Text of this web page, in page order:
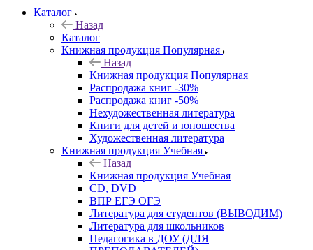
Каталог
Назад
Каталог
Книжная продукция Популярная
Назад
Книжная продукция Популярная
Распродажа книг -30%
Распродажа книг -50%
Нехудожественная литература
Книги для детей и юношества
Художественная литература
Книжная продукция Учебная
Назад
Книжная продукция Учебная
CD, DVD
ВПР ЕГЭ ОГЭ
Литература для студентов (ВЫВОДИМ)
Литература для школьников
Педагогика в ДОУ (ДЛЯ